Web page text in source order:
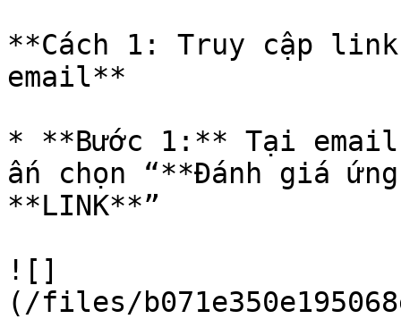
**Cách 1: Truy cập
email**
* **Bước 1:** Tại email
ấn chọn “**Đánh giá
**LINK**”
![]
(/files/